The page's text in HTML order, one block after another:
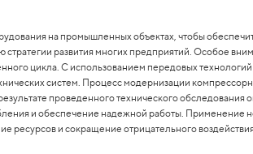
на промышленных объектах, чтобы
развития многих предприятий. Особое
цикла. С использованием передовых
систем. Процесс модернизации
проведенного технического
и обеспечение надежной работы. Применение
ресурсов и сокращение отрицательного